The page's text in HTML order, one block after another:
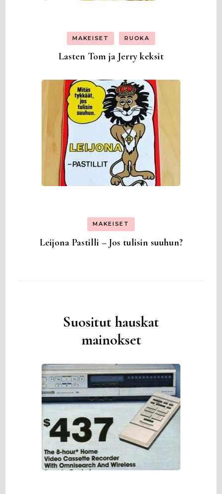
MAKEISET RUOKA
Lasten Tom ja Jerry keksit
MAKEISET
Leijona Pastilli – Jos tulisin suuhun?
Suositut hauskat
mainokset